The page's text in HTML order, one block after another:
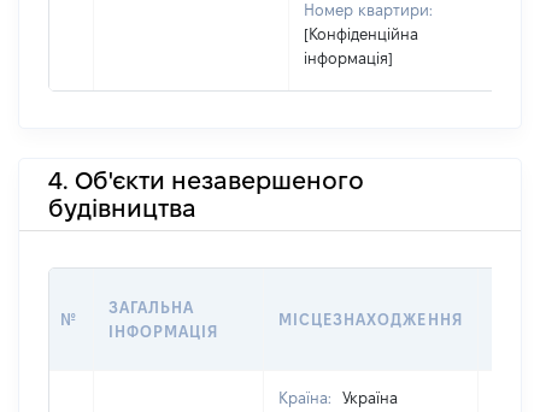
Номер квартири:
[Конфіденційна
інформація]
4. Об'єкти незавершеного
будівництва
№
ЗАГАЛЬНА
ІНФОРМАЦІЯ
МІСЦЕЗНАХОДЖЕННЯ
Країна:
Україна